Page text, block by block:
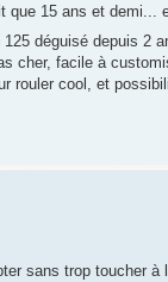
que 15 ans et demi...
déguisé depuis 2
cher, facile à
rouler cool, et
sans trop toucher